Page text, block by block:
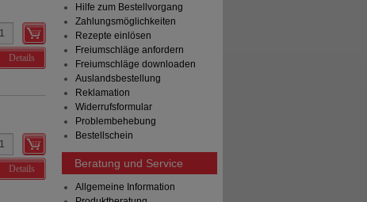
Details
Details
Hilfe zum Bestellvorgang
Zahlungsmöglichkeiten
Rezepte einlösen
Freiumschläge anfordern
Freiumschläge downloaden
Auslandsbestellung
Reklamation
Widerrufsformular
Problembehebung
Bestellschein
Beratung und Service
Allgemeine Information